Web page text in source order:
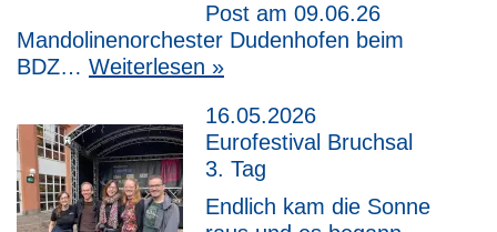
Post am 09.06.26
Mandolinenorchester Dudenhofen beim
BDZ… Weiterlesen »
16.05.2026
Eurofestival Bruchsal
3. Tag
Endlich kam die Sonne